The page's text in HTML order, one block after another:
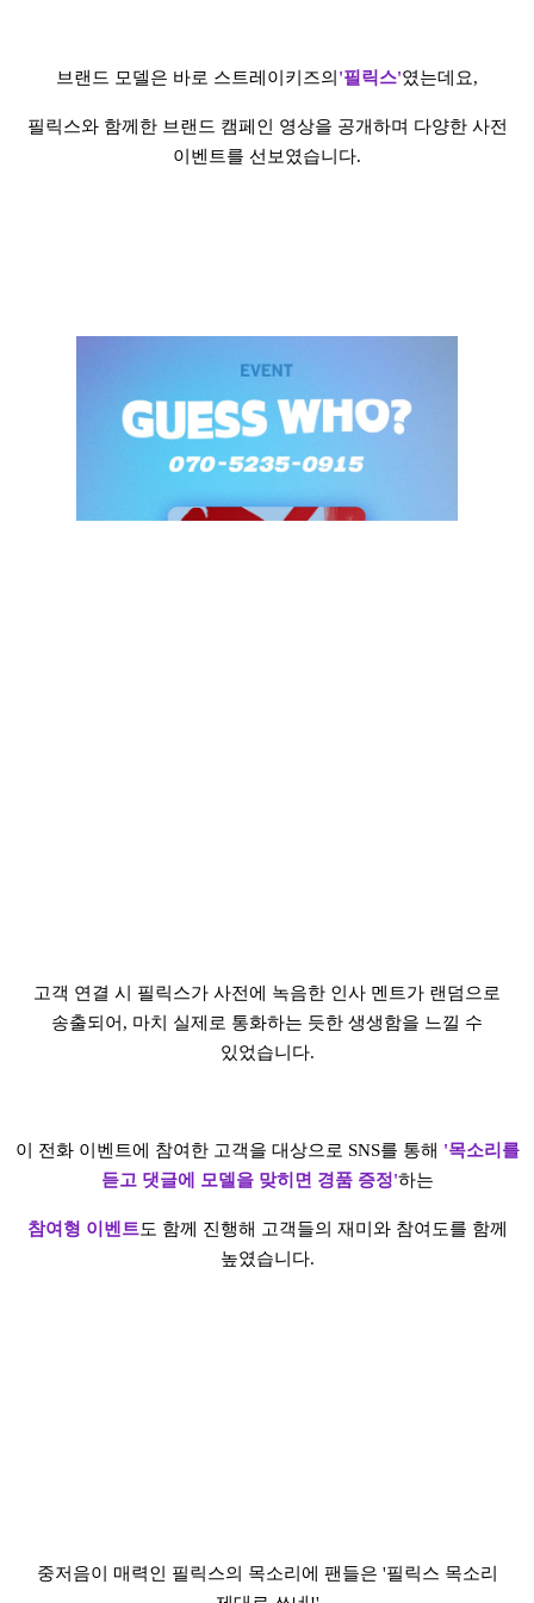
브랜드 모델은 바로 스트레이키즈의 '필릭스'였는데요,
필릭스와 함께한 브랜드 캠페인 영상을 공개하며 다양한 사전
이벤트를 선보였습니다.
고객 연결 시 필릭스가 사전에 녹음한 인사 멘트가 랜덤으로
송출되어, 마치 실제로 통화하는 듯한 생생함을 느낄 수
있었습니다.
이 전화 이벤트에 참여한 고객을 대상으로 SNS를 통해 '목소리를
듣고 댓글에 모델을 맞히면 경품 증정'하는
참여형 이벤트도 함께 진행해 고객들의 재미와 참여도를 함께
높였습니다.
중저음이 매력인 필릭스의 목소리에 팬들은 '필릭스 목소리